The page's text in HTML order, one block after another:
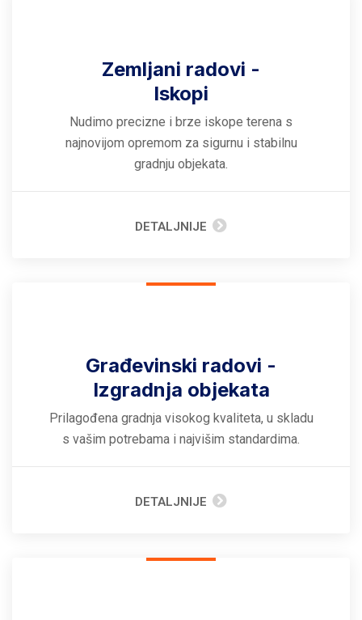
Zemljani radovi -
Iskopi
Nudimo precizne i brze iskope terena s
najnovijom opremom za sigurnu i stabilnu
gradnju objekata.
DETALJNIJE
Građevinski radovi -
Izgradnja objekata
Prilagođena gradnja visokog kvaliteta, u skladu
s vašim potrebama i najvišim standardima.
DETALJNIJE